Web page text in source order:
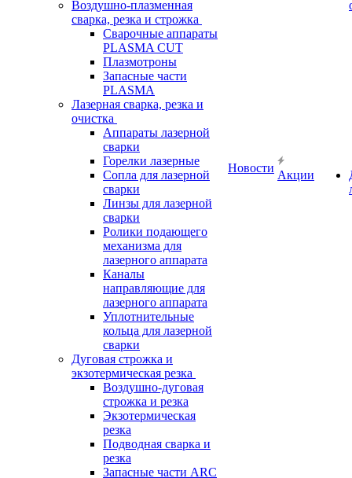
Воздушно-плазменная
сварка, резка и строжка
Сварочные аппараты
PLASMA CUT
Плазмотроны
Запасные части
PLASMA
Лазерная сварка, резка и
очистка
Аппараты лазерной
сварки
Горелки лазерные
Сопла для лазерной
сварки
Линзы для лазерной
сварки
Ролики подающего
механизма для
лазерного аппарата
Каналы
направляющие для
лазерного аппарата
Уплотнительные
кольца для лазерной
сварки
Дуговая строжка и
экзотермическая резка
Воздушно-дуговая
строжка и резка
Экзотермическая
резка
Подводная сварка и
резка
Запасные части ARC
Новости
Акции